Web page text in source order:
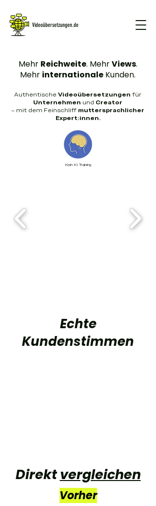
Videoübersetzungen.de
GRATIS DEMO
Mehr Reichweite. MehrViews.
Mehr internationale Kunden.
Authentische Videoübersetzungen für
Unternehmen und Creator
– mit dem Feinschliff muttersprachlicher
Expert:innen.
Kein KI Training
Echte
Kundenstimmen
Direktvergleichen
Vorher